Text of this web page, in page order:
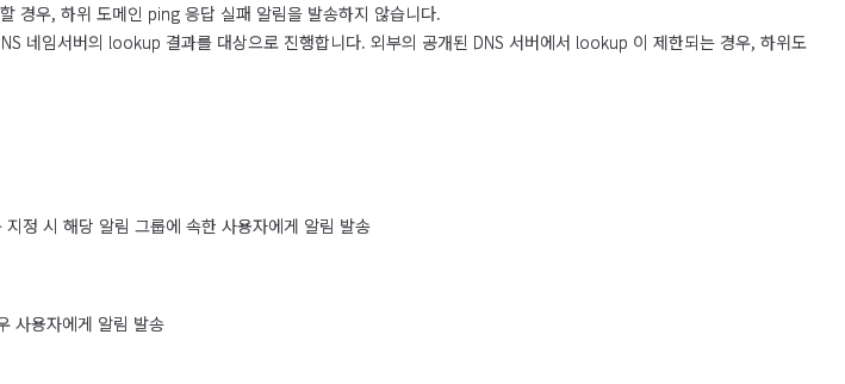
경우, 하위 도메인 ping 응답 실패 알림을 발송하지 않습니다.
네임서버의 lookup 결과를 대상으로 진행합니다. 외부의 공개된 DNS 서버에서 lookup 이 제한되는 경우, 하위도
정 시 해당 알림 그룹에 속한 사용자에게 알림 발송
사용자에게 알림 발송